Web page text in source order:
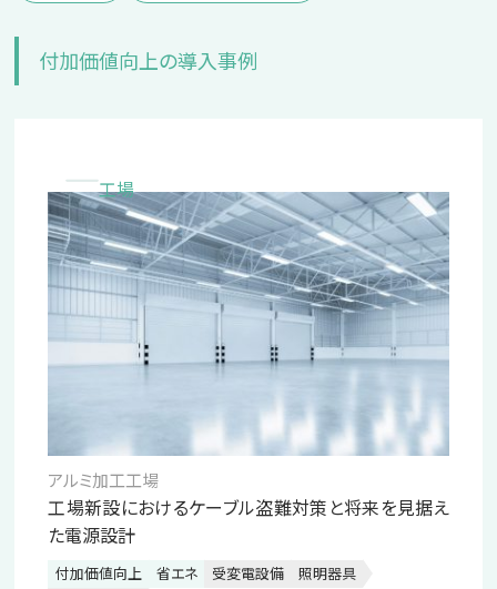
付加価値向上の導入事例
工場
アルミ加工工場
工場新設におけるケーブル盗難対策と将来を見据え
た電源設計
付加価値向上 省エネ 受変電設備
照明器具